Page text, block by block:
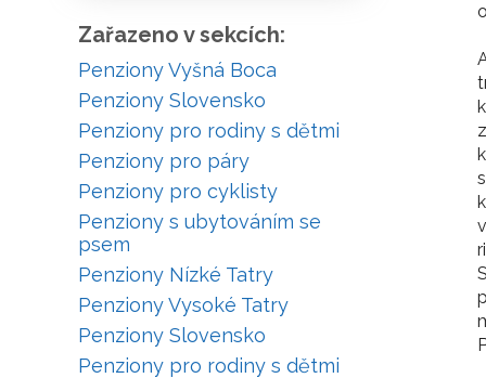
Zařazeno v sekcích:
Penziony Vyšná Boca
Penziony Slovensko
Penziony pro rodiny s dětmi
Penziony pro páry
Penziony pro cyklisty
Penziony s ubytováním se
psem
Penziony Nízké Tatry
Penziony Vysoké Tatry
Penziony Slovensko
Penziony pro rodiny s dětmi